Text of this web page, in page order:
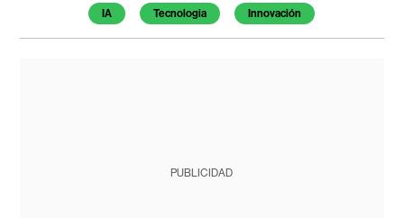
IA Tecnologia Innovación
PUBLICIDAD